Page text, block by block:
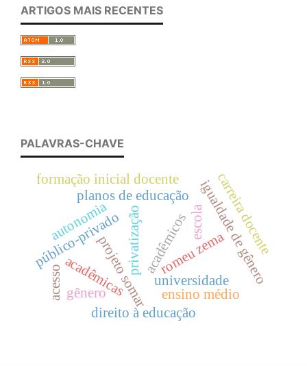
ARTIGOS MAIS RECENTES
PALAVRAS-CHAVE
privatização
projeto somar
público-privado romeu zemaigualdade de gênero
acadêmicos
acadêmicas universidade
planos de educação
gênero
formação inicial docente
acesso
direito à educação
escola
autonomia carreira docente
ensino médio